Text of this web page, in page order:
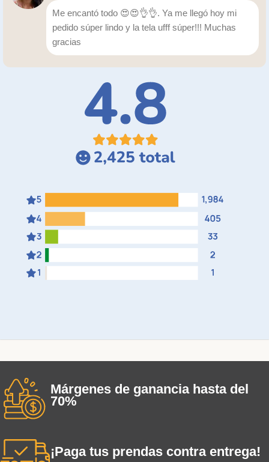
Me encantó todo 😍😍👌👌. Ya me llegó hoy mi
pedido súper lindo y la tela ufff súper!!! Muchas
gracias
Márgenes de ganancia hasta del
70%
¡Paga tus prendas contra entrega!